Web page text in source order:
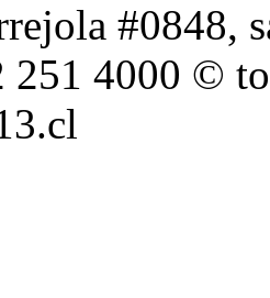
#0848,
4000 ©